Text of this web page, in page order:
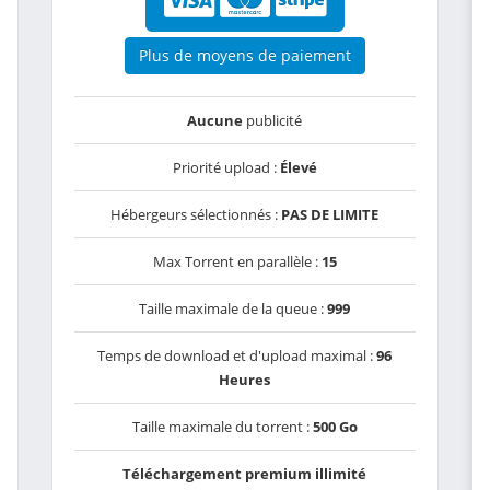
Plus de moyens de paiement
Aucune publicité
Priorité upload : Élevé
Hébergeurs sélectionnés : PAS DE LIMITE
Max Torrent en parallèle : 15
Taille maximale de la queue :999
Temps de download et d'upload maximal :96
Heures
Taille maximale du torrent :500 Go
Téléchargement premium illimité